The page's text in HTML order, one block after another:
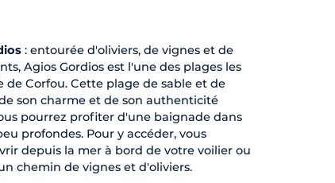
: entourée d'oliviers, de vignes et de
Agios Gordios est l'une des plages les
de Corfou. Cette plage de sable et de
son charme et de son authenticité
pourrez profiter d'une baignade dans
profondes. Pour y accéder, vous
depuis la mer à bord de votre voilier ou
chemin de vignes et d'oliviers.